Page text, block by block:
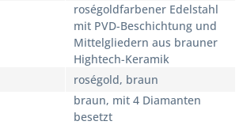
roségoldfarbener Edelstahl
mit PVD-Beschichtung und
Mittelgliedern aus brauner
Hightech-Keramik
roségold, braun
braun, mit 4 Diamanten
besetzt